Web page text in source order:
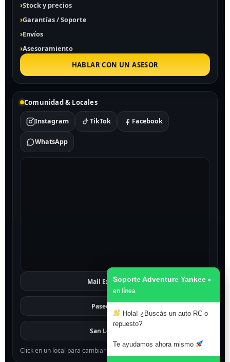
Stock y precios
Garantías / Soporte
Envíos
Asesoramiento
HABLAR CON UN ASESOR
Comunidad & Locales
Instagram TikTok Facebook
WhatsApp
Mall Excelsior Ver
Paseo 1811
San Lorenzo
Click en un local para cambiar el mapa.
Soporte Adventure Yankee
Hola! ¿Buscás un auto RC o
repuesto?
Te ayudamos ahora mismo